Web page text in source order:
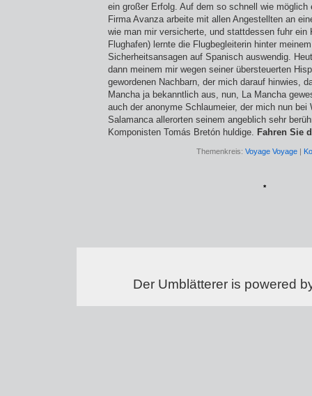
ein großer Erfolg. Auf dem so schnell wie möglich
Firma Avanza arbeite mit allen Angestellten an
wie man mir versicherte, und stattdessen fuhr ein
Flughafen) lernte die Flugbegleiterin hinter
Sicherheitsansagen auf Spanisch auswendig.
dann meinem mir wegen seiner über­steuerten
gewordenen Nachbarn, der mich darauf hinwies,
Mancha ja bekanntlich aus, nun, La Mancha
auch der anonyme Schlaumeier, der mich nun
Salamanca allerorten seinem angeblich sehr
Komponisten Tomás Bretón huldige. Fahren Sie
Themenkreis: Voyage Voyage |
*
Der Umblätterer is powered